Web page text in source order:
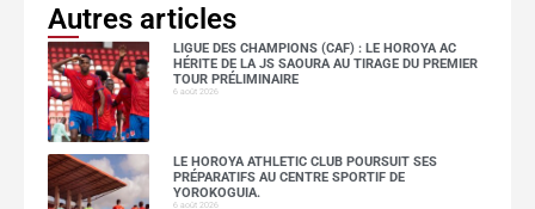
Autres articles
LIGUE DES CHAMPIONS (CAF) : LE HOROYA AC
HÉRITE DE LA JS SAOURA AU TIRAGE DU PREMIER
TOUR PRÉLIMINAIRE
6 août 2026
LE HOROYA ATHLETIC CLUB POURSUIT SES
PRÉPARATIFS AU CENTRE SPORTIF DE
YOROKOGUIA.
6 août 2026